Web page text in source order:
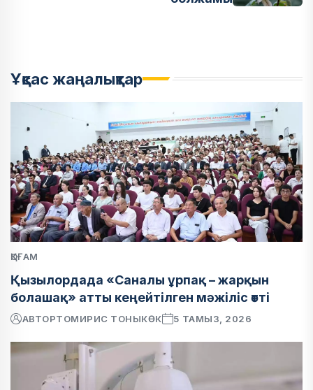
Ұқсас жаңалықтар
ҚОҒАМ
Қызылордада «Саналы ұрпақ – жарқын
болашақ» атты кеңейтілген мәжіліс өтті
АВТОРТОМИРИС ТОНЫКӨК 5 ТАМЫЗ, 2026